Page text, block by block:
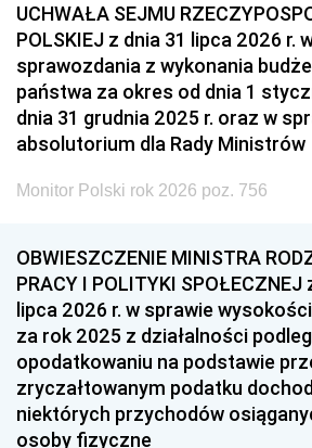
UCHWAŁA SEJMU
POLSKIEJ z dnia 31 lipca 2026 r.
sprawozdania z wykonania
państwa za okres od dnia 1
dnia 31 grudnia 2025 r. oraz w
absolutorium dla Rady Ministrów
Monitor Polski rok 2026 poz. 756
OBWIESZCZENIE MINISTRA
PRACY I POLITYKI SPOŁECZNEJ
lipca 2026 r. w sprawie
za rok 2025 z działalności
opodatkowaniu na podstawie
zryczałtowanym podatku
niektórych przychodów
osoby fizyczne